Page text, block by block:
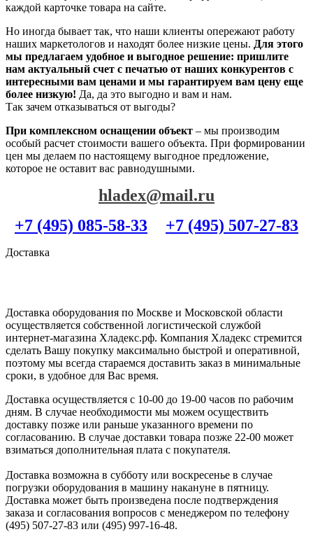
каждой карточке товара на сайте.
Но иногда бывает так, что наши клиенты опережают работу
наших маркетологов и находят более низкие цены. Для этого
мы предлагаем удобное и выгодное решение: пришлите
нам актуальный счет с печатью от наших конкурентов с
интересными вам ценами и мы гарантируем вам цену еще
более низкую! Да, да это выгодно и вам и нам.
Так зачем отказываться от выгоды?
При комплексном оснащении объект – мы производим
особый расчет стоимости вашего объекта. При формировании
цен мы делаем по настоящему выгодное предложение,
которое не оставит вас равнодушными.
hladex@mail.ru
+7 (495) 085-58-33
+7 (495) 507-27-83
Доставка
Доставка оборудования по Москве и Московской области
осуществляется собственной логистической службой
интернет-магазина Хладекс.рф. Компания Хладекс стремится
сделать Вашу покупку максимально быстрой и оперативной,
поэтому мы всегда стараемся доставить заказ в минимальные
сроки, в удобное для Вас время.
Доставка осуществляется с 10-00 до 19-00 часов по рабочим
дням. В случае необходимости мы можем осуществить
доставку позже или раньше указанного времени по
согласованию. В случае доставки товара позже 22-00 может
взиматься дополнительная плата с покупателя.
Доставка возможна в субботу или воскресенье в случае
погрузки оборудования в машину накануне в пятницу.
Доставка может быть произведена после подтверждения
заказа и согласования вопросов с менеджером по телефону
(495) 507-27-83 или (495) 997-16-48.